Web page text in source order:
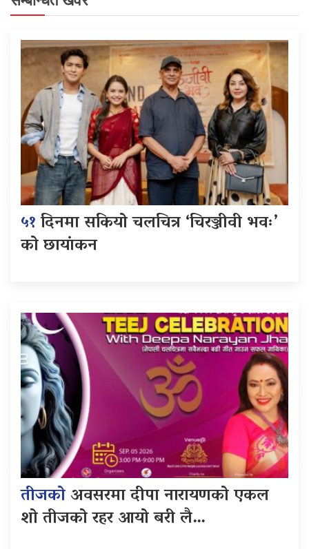
५१दिनमा सकियो चलचित्र ‘चिरञ्जीवी भवः’
को छायांकन
तीजकोअवसरमा दीपा नारायणको एकल
शो तीजको रहर आयो बरी लै…